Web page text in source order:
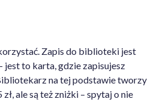
Zapis do biblioteki jest
jest to karta, gdzie zapisujesz
na tej podstawie tworzy
ale są też zniżki – spytaj o nie